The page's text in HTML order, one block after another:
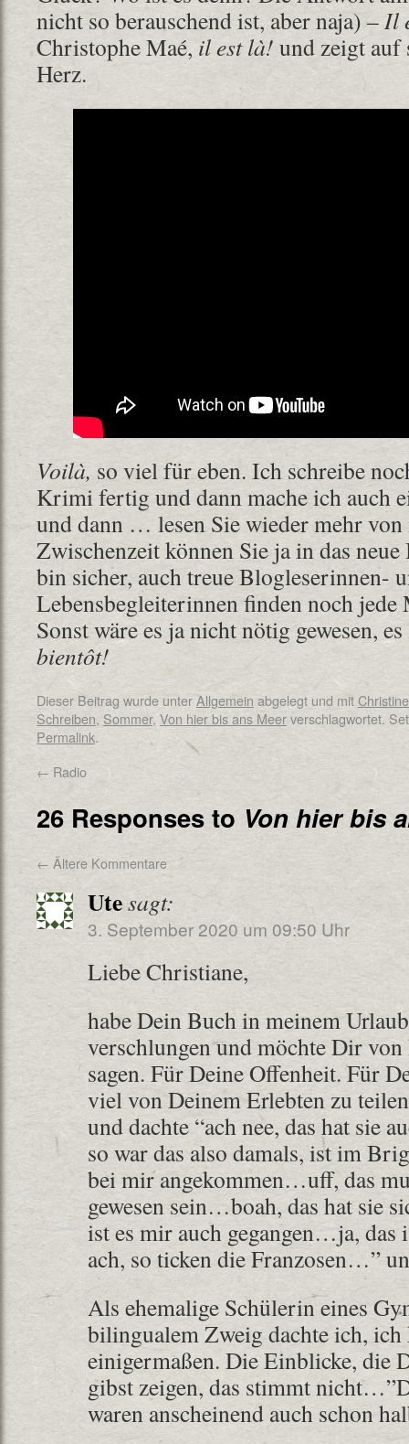
nicht so berauschend ist, aber naja) – Il
Christophe Maé, il est là! und zeigt auf
Herz.
Voilà, so viel für eben. Ich schreibe
Krimi fertig und dann mache ich auch
und dann … lesen Sie wieder mehr
Zwischenzeit können Sie ja in das
bin sicher, auch treue Blogleserinnen-
Lebensbegleiterinnen finden noch jede
Sonst wäre es ja nicht nötig gewesen,
bientôt!
Dieser Beitrag wurde unterAllgemein abgelegt und mit
Schreiben, Sommer, Von hier bis ans Meerverschlagwortet.
Permalink.
← Radio
26 Responses to Von hier bis
← Ältere Kommentare
Utesagt:
3. September 2020 um 09:50 Uhr
Liebe Christiane,
habe Dein Buch in meinem
verschlungen und möchte Dir
sagen. Für Deine Offenheit. Für
viel von Deinem Erlebten zu
und dachte “ach nee, das hat sie
so war das also damals, ist im
bei mir angekommen…uff, das
gewesen sein…boah, das hat sie
ist es mir auch gegangen…ja,
ach, so ticken die Franzosen…”
Als ehemalige Schülerin eines
bilingualem Zweig dachte ich, ich
einigermaßen. Die Einblicke, die
gibst zeigen, das stimmt
waren anscheinend auch schon